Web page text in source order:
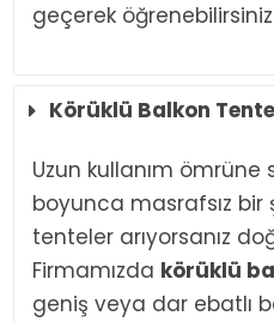
geçerek
Körüklü Balkon
Uzun kullanım ömrüne
boyunca masrafsız bir
tenteler arıyorsanız
Firmamızda körüklü
geniş veya dar ebatlı